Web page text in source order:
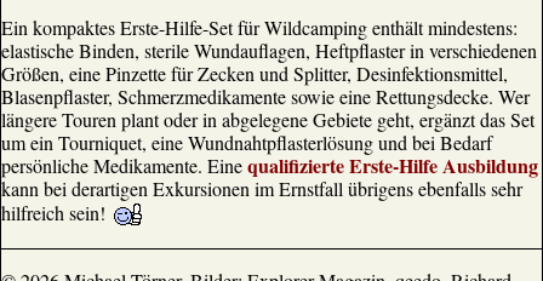
Ein kompaktes Erste-Hilfe-Set für Wildcamping enthält mindestens:
elastische Binden, sterile Wundauflagen, Heftpflaster in verschiedenen
Größen, eine Pinzette für Zecken und Splitter, Desinfektionsmittel,
Blasenpflaster, Schmerzmedikamente sowie eine Rettungsdecke. Wer
längere Touren plant oder in abgelegene Gebiete geht, ergänzt das Set
um ein Tourniquet, eine Wundnahtpflasterlösung und bei Bedarf
persönliche Medikamente. Einequalifizierte Erste-Hilfe Ausbildung
kann bei derartigen Exkursionen im Ernstfall übrigens ebenfalls sehr
hilfreich sein!